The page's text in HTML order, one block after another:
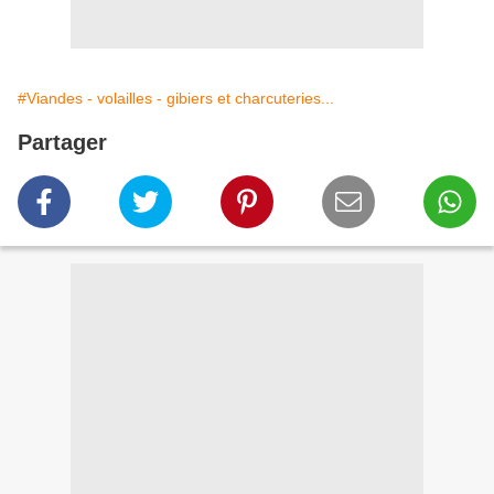
#Viandes - volailles - gibiers et charcuteries...
Partager